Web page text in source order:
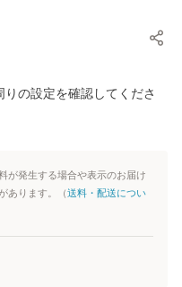
の設定を確認してくださ
が発生する場合や表示のお届け
あります。（送料・配送につい